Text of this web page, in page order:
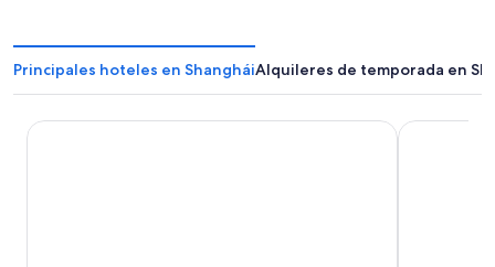
Principales hoteles en ShangháiAlquileres de temporada en
Conrad Shanghai Pudong